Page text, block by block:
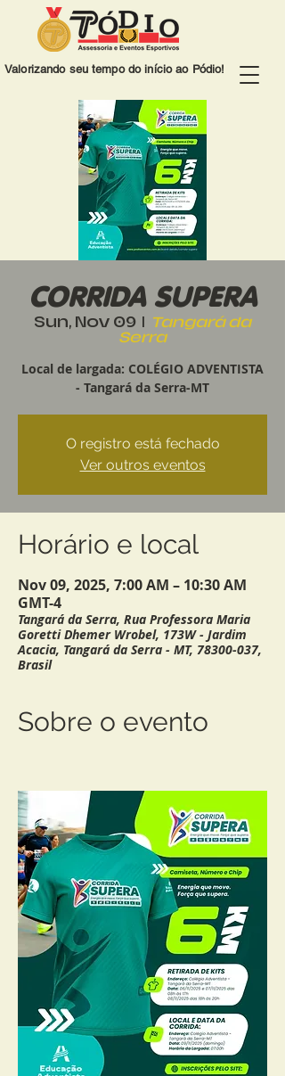
Valorizando seu tempo do início ao Pódio!
CORRIDA SUPERA
Sun, Nov 09
  |
Tangará da
Serra
Local de largada: COLÉGIO ADVENTISTA
- Tangará da Serra-MT
O registro está fechado
Ver outros eventos
Horário e local
Nov 09, 2025, 7:00 AM – 10:30 AM
GMT-4
Tangará da Serra, Rua Professora Maria
Goretti Dhemer Wrobel, 173W - Jardim
Acacia, Tangará da Serra - MT, 78300-037,
Brasil
Sobre o evento